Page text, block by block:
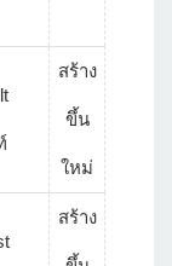
สร้าง
ขึ้น
ใหม่
สร้าง